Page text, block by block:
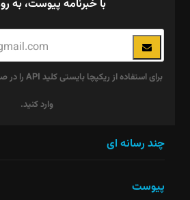
با خبرنامه پیوست، به
وارد کنید.
نباید
چند رسانه ای
پیوست